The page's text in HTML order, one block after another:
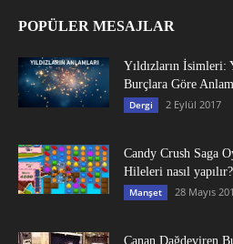
POPÜLER MESAJLAR
Yıldızların İsimleri:
Burçlara Göre
Dergi 2 Eylül 2017
Candy Crush Saga
Hileleri nasıl yapılır?
Manşet 28 Mayıs
Canan Dağdeviren